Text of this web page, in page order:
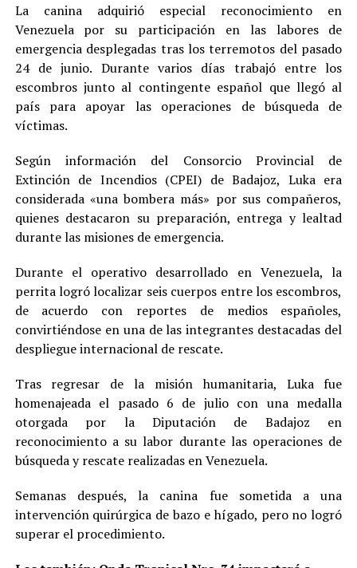
La canina adquirió especial reconocimiento en
Venezuela por su participación en las labores de
emergencia desplegadas tras los terremotos del pasado
24 de junio. Durante varios días trabajó entre los
escombros junto al contingente español que llegó al
país para apoyar las operaciones de búsqueda de
víctimas.
Según información del Consorcio Provincial de
Extinción de Incendios (CPEI) de Badajoz, Luka era
considerada «una bombera más» por sus compañeros,
quienes destacaron su preparación, entrega y lealtad
durante las misiones de emergencia.
Durante el operativo desarrollado en Venezuela, la
perrita logró localizar seis cuerpos entre los escombros,
de acuerdo con reportes de medios españoles,
convirtiéndose en una de las integrantes destacadas del
despliegue internacional de rescate.
Tras regresar de la misión humanitaria, Luka fue
homenajeada el pasado 6 de julio con una medalla
otorgada por la Diputación de Badajoz en
reconocimiento a su labor durante las operaciones de
búsqueda y rescate realizadas en Venezuela.
Semanas después, la canina fue sometida a una
intervención quirúrgica de bazo e hígado, pero no logró
superar el procedimiento.